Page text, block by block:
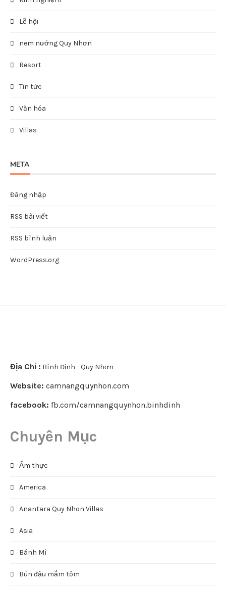
Lễ hội
nem nướng Quy Nhơn
Resort
Tin tức
Văn hóa
Villas
META
Đăng nhập
RSS bài viết
RSS bình luận
WordPress.org
Địa Chỉ : Bình Định - Quy Nhơn
Website: camnangquynhon.com
facebook: fb.com/camnangquynhon.binhdinh
Chuyên Mục
Ẩm thực
America
Anantara Quy Nhon Villas
Asia
Bánh Mì
Bún đậu mắm tôm